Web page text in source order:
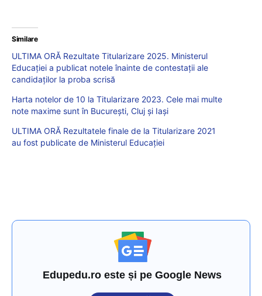
Similare
ULTIMA ORĂ Rezultate Titularizare 2025. Ministerul
Educației a publicat notele înainte de contestații ale
candidaților la proba scrisă
Harta notelor de 10 la Titularizare 2023. Cele mai multe
note maxime sunt în București, Cluj și Iași
ULTIMA ORĂ Rezultatele finale de la Titularizare 2021
au fost publicate de Ministerul Educației
Edupedu.ro este și pe Google News